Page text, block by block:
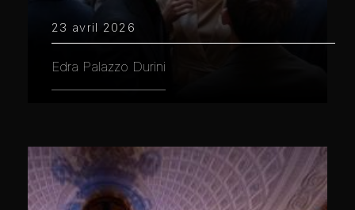
23 avril 2026
Edra Palazzo Durini